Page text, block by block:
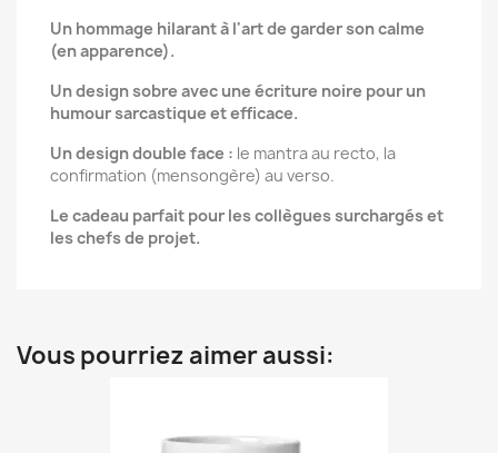
Un hommage hilarant à l'art de garder son calme
(en apparence).
Un design sobre avec une écriture noire pour un
humour sarcastique et efficace.
Un design double face : le mantra au recto, la
confirmation (mensongère) au verso.
Le cadeau parfait pour les collègues surchargés et
les chefs de projet.
Vous pourriez aimer aussi: